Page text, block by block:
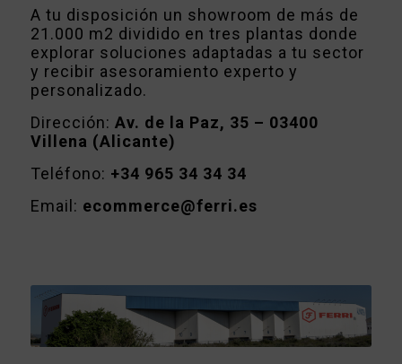
A tu disposición un showroom de más de
21.000 m2 dividido en tres plantas donde
explorar soluciones adaptadas a tu sector
y recibir asesoramiento experto y
personalizado.
Dirección: Av. de la Paz, 35 – 03400
Villena (Alicante)
Teléfono: +34 965 34 34 34
Email: ecommerce@ferri.es